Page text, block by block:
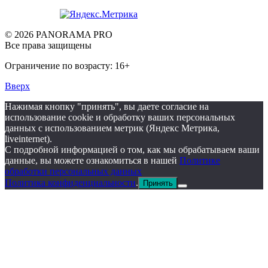
© 2026 PANORAMA PRO
Все права защищены
Ограничение по возрасту: 16+
Вверх
Нажимая кнопку "принять", вы даете согласие на
использование cookie и обработку ваших персональных
данных с использованием метрик (Яндекс Метрика,
liveinternet).
С подробной информацией о том, как мы обрабатываем ваши
данные, вы можете ознакомиться в нашей Политике
обработки персональных данных
Политика конфиденциальности. Принять